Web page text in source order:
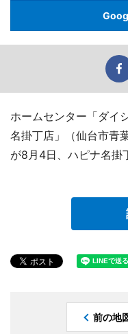
ホームセンター「ダイ
名掛丁店」（仙台市青
が8月4日、ハピナ名掛
前の地